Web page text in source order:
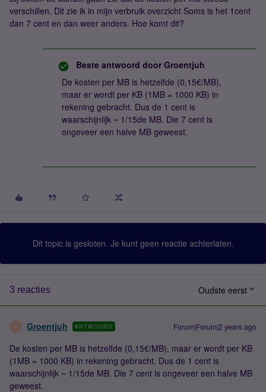
verschillen. Dit zie ik in mijn verbruik overzicht Soms is het 1cent
dan 7 cent en dan weer anders. Hoe komt dit?
Beste antwoord door Groentjuh
De kosten per MB is hetzelfde (0,15€/MB),
maar er wordt per KB (1MB = 1000 KB) in
rekening gebracht. Dus de 1 cent is
waarschijnlijk ~ 1/15de MB. Die 7 cent is
ongeveer een halve MB geweest.
Dit topic is gesloten. Je kunt geen reactie achterlaten.
3 reacties Oudste eerst
G Groentjuh ANTWOORD Forum|Forum|2 years ago
De kosten per MB is hetzelfde (0,15€/MB), maar er wordt per KB
(1MB = 1000 KB) in rekening gebracht. Dus de 1 cent is
waarschijnlijk ~ 1/15de MB. Die 7 cent is ongeveer een halve MB
geweest.